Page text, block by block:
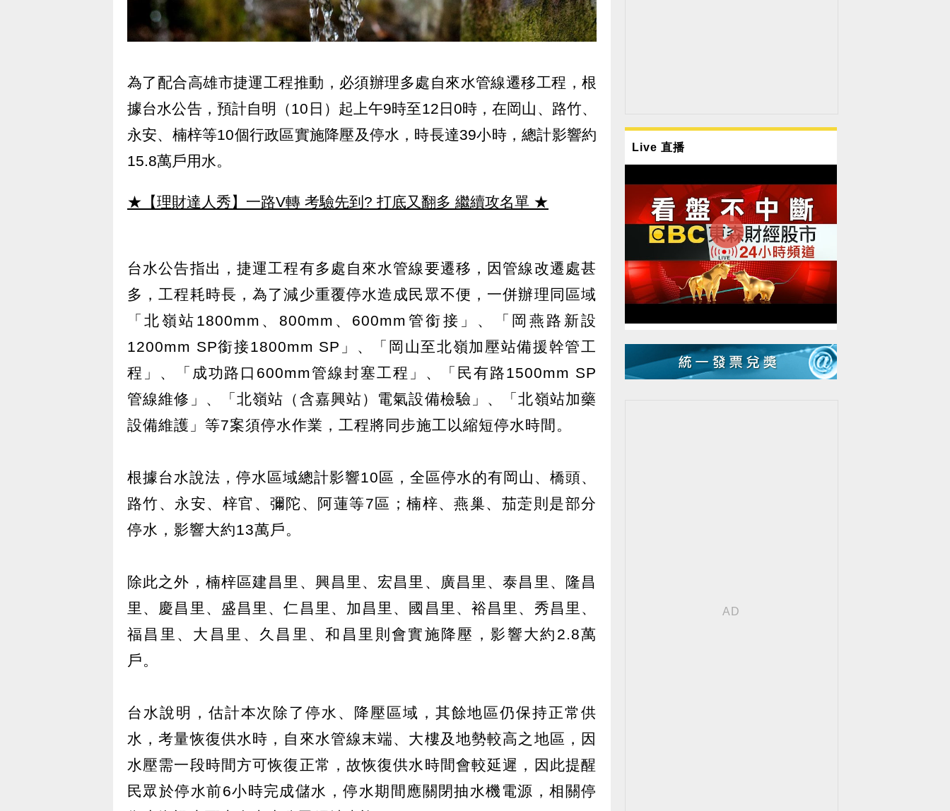
為了配合高雄市捷運工程推動，必須辦理多處自來水管線遷移工程，根
據台水公告，預計自明（10日）起上午9時至12日0時，在岡山、路竹、
永安、楠梓等10個行政區實施降壓及停水，時長達39小時，總計影響約
15.8萬戶用水。
★【理財達人秀】一路V轉 考驗先到? 打底又翻多 繼續攻名單 ★
台水公告指出，捷運工程有多處自來水管線要遷移，因管線改遷處甚
多，工程耗時長，為了減少重覆停水造成民眾不便，一併辦理同區域
「北嶺站1800mm、800mm、600mm管銜接」、「岡燕路新設
1200mm SP銜接1800mm SP」、「岡山至北嶺加壓站備援幹管工
程」、「成功路口600mm管線封塞工程」、「民有路1500mm SP
管線維修」、「北嶺站（含嘉興站）電氣設備檢驗」、「北嶺站加藥
設備維護」等7案須停水作業，工程將同步施工以縮短停水時間。
根據台水說法，停水區域總計影響10區，全區停水的有岡山、橋頭、
路竹、永安、梓官、彌陀、阿蓮等7區；楠梓、燕巢、茄萣則是部分
停水，影響大約13萬戶。
除此之外，楠梓區建昌里、興昌里、宏昌里、廣昌里、泰昌里、隆昌
里、慶昌里、盛昌里、仁昌里、加昌里、國昌里、裕昌里、秀昌里、
福昌里、大昌里、久昌里、和昌里則會實施降壓，影響大約2.8萬
戶。
台水說明，估計本次除了停水、降壓區域，其餘地區仍保持正常供
水，考量恢復供水時，自來水管線末端、大樓及地勢較高之地區，因
水壓需一段時間方可恢復正常，故恢復供水時間會較延遲，因此提醒
民眾於停水前6小時完成儲水，停水期間應關閉抽水機電源，相關停
Live 直播